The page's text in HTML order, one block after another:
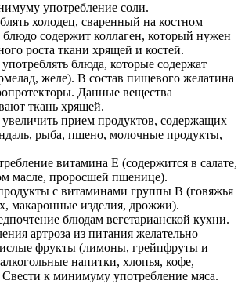
употребление соли.
холодец, сваренный на костном
блюдо содержит коллаген, который нужен
роста ткани хрящей и костей.
блюда, которые содержат
желе). В состав пищевого желатина
Данные вещества
ткань хрящей.
прием продуктов, содержащих
рыба, пшено, молочные продукты,
витамина Е (содержится в салате,
масле, проросшей пшенице).
с витаминами группы В (говяжья
макаронные изделия, дрожжи).
блюдам вегетарианской кухни.
артроза из питания желательно
фрукты (лимоны, грейпфруты и
напитки, хлопья, кофе,
к минимуму употребление мяса.